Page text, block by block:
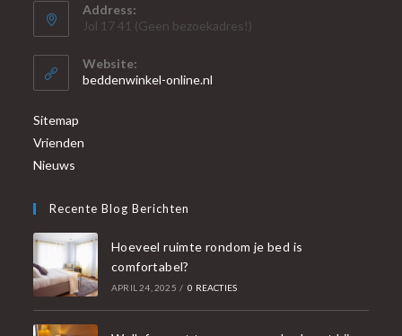
Address:
Jol 17 41 (Geen bezoekadres!)
Website:
beddenwinkel-online.nl
Sitemap
Vrienden
Nieuws
Recente Blog Berichten
Hoeveel ruimte rondom je bed is
comfortabel?
APRIL 24, 2025 / 0 REACTIES